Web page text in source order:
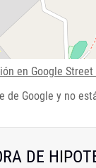
en Google Street
Google y no
DE